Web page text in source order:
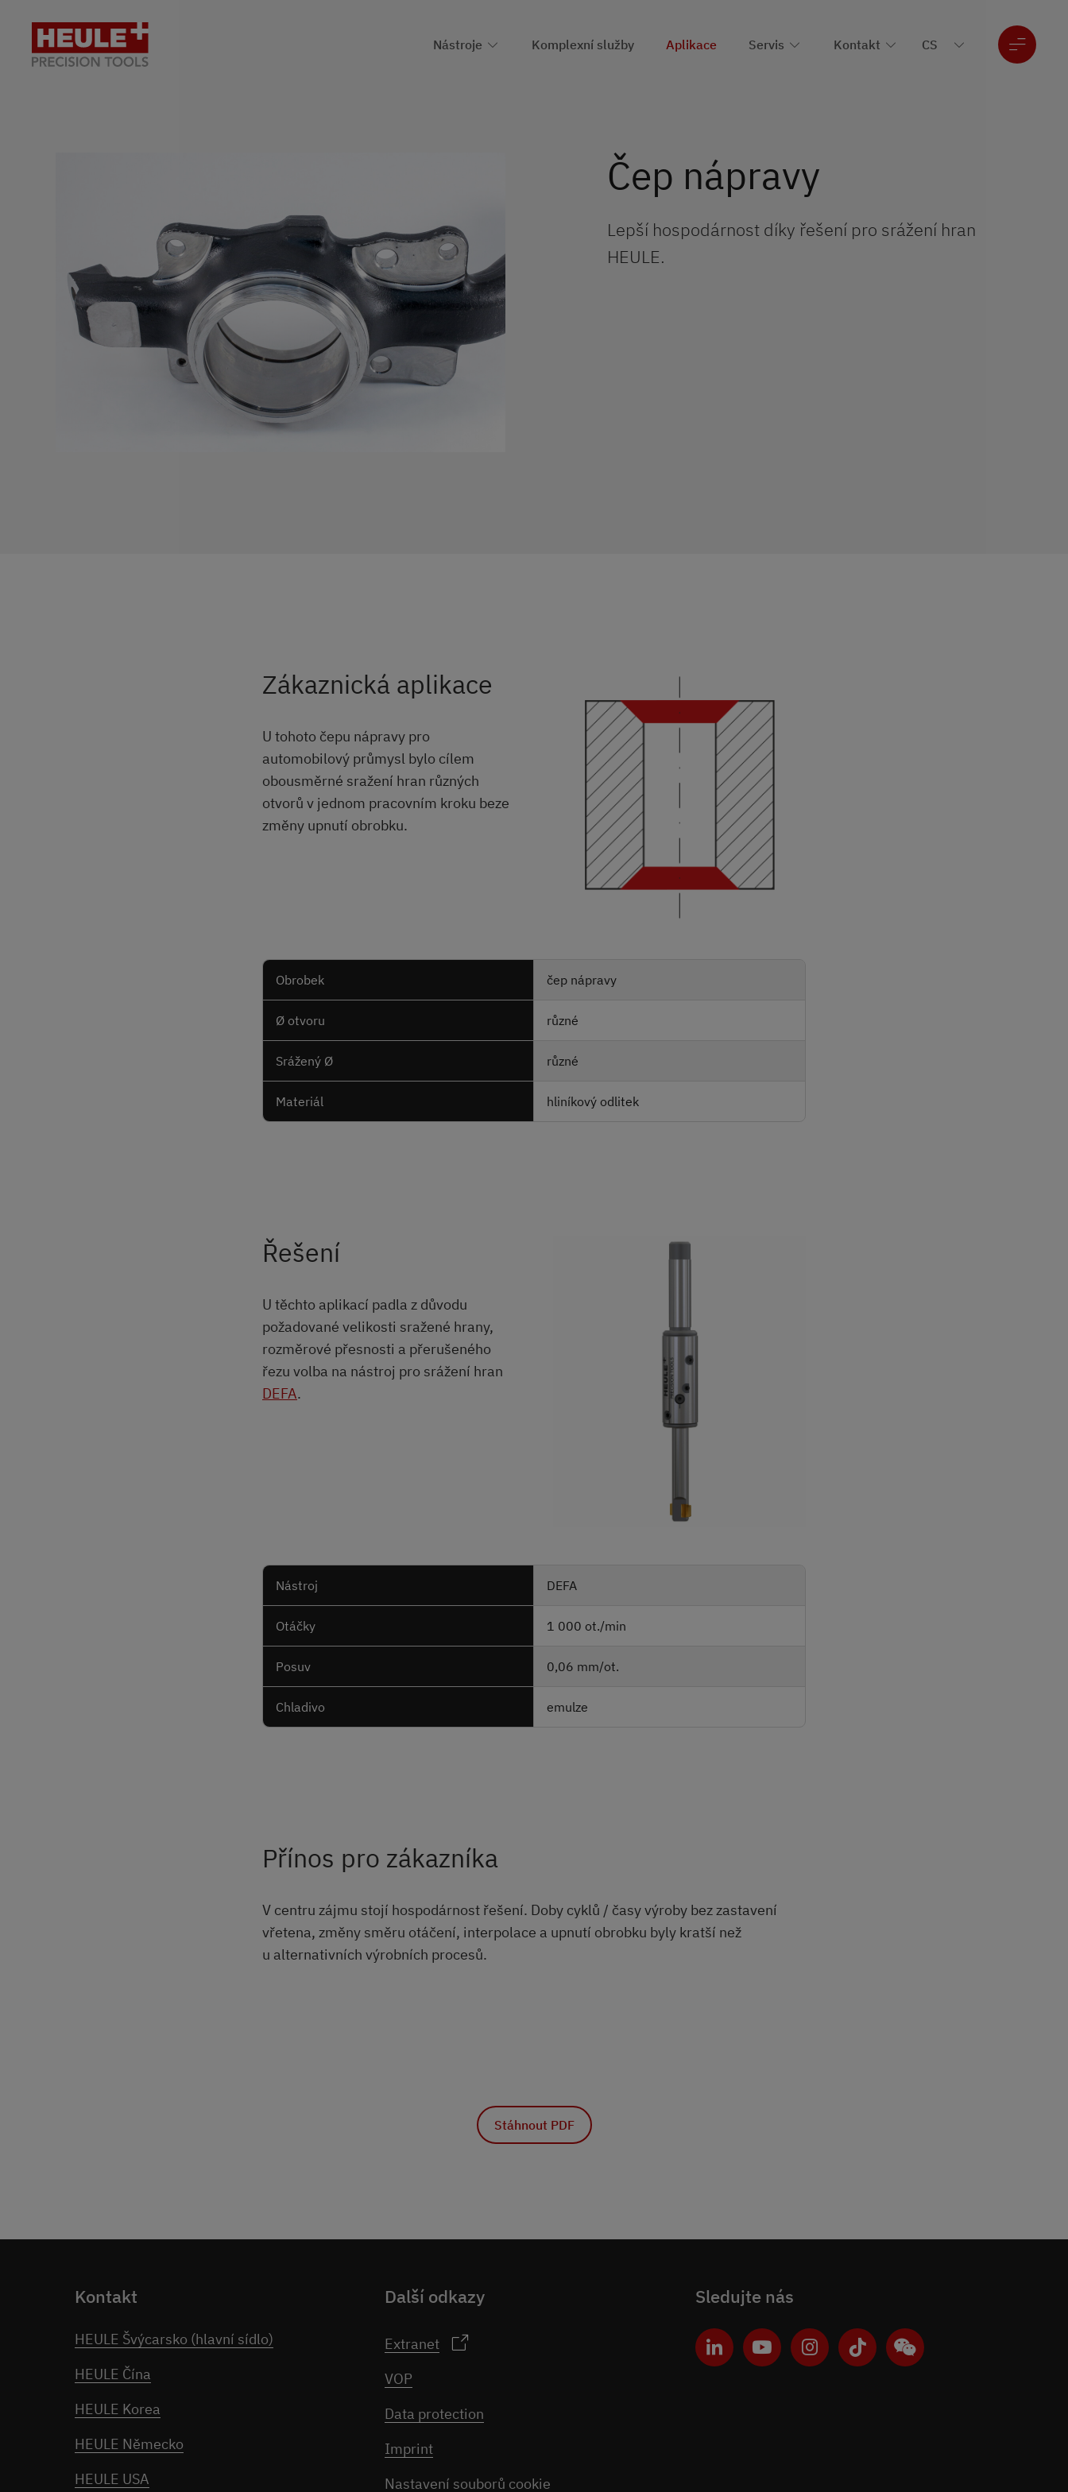
Nástroje Komplexní služby Aplikace Servis Kontakt
Čep nápravy
Lepší hospodárnost díky řešení pro srážení hran
HEULE.
Zákaznická aplikace
U tohoto čepu nápravy pro
automobilový průmysl bylo cílem
obousměrné sražení hran různých
otvorů v jednom pracovním kroku beze
změny upnutí obrobku.
Obrobek čep nápravy
Ø otvoru různé
Srážený Ø různé
Materiál hliníkový odlitek
Řešení
U těchto aplikací padla z důvodu
požadované velikosti sražené hrany,
rozměrové přesnosti a přerušeného
řezu volba na nástroj pro srážení hran
DEFA.
Nástroj DEFA
Otáčky 1 000 ot./min
Posuv 0,06 mm/ot.
Chladivo emulze
Přínos pro zákazníka
V centru zájmu stojí hospodárnost řešení. Doby cyklů / časy výroby bez zastavení
vřetena, změny směru otáčení, interpolace a upnutí obrobku byly kratší než
u alternativních výrobních procesů.
Stáhnout PDF
Kontakt
HEULE Švýcarsko (hlavní sídlo)
HEULE Čína
HEULE Korea
HEULE Německo
HEULE USA
Další odkazy
Extranet
VOP
Data protection
Imprint
Nastavení souborů cookie
Sledujte nás